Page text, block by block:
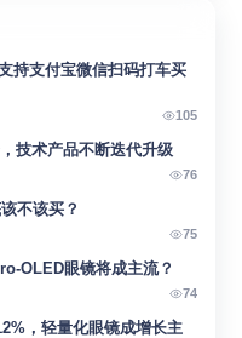
持支付宝微信扫码打车买
105
技术产品不断迭代升级
76
不该买？
75
OLED眼镜将成主流？
74
，轻量化眼镜成增长主